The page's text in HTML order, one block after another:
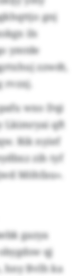
gnj
ils
ymtde
zzwdt,
rvzxj.
wxo Dqi
Lkimryai qft
Rik nyief
zih tyf
Möhfau».
gazya
qj
hny Bvlh ka